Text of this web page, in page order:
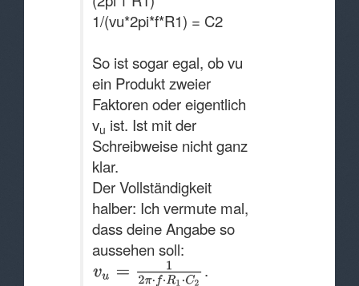
1/(vu*2pi*f*R1) = C2
So ist sogar egal, ob vu
ein Produkt zweier
Faktoren oder eigentlich
vu ist. Ist mit der
Schreibweise nicht ganz
klar.
Der Vollständigkeit
halber: Ich vermute mal,
dass deine Angabe so
aussehen soll:
.